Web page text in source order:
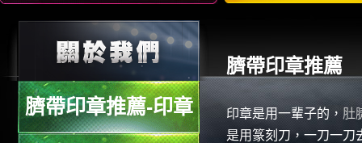
臍帶印章推薦-印章
臍帶印章推薦
印章是用一輩子的，肚
是用篆刻刀，一刀一刀